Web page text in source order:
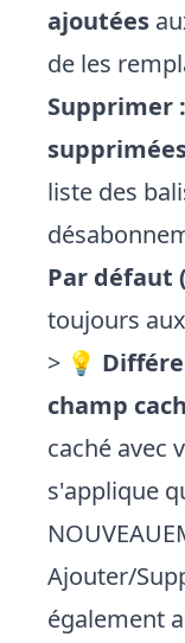
ajoutées
de les
Supprimer :
liste des
Par défaut
toujours
> 💡
champ
caché avec
s'applique
Ajouter/
également